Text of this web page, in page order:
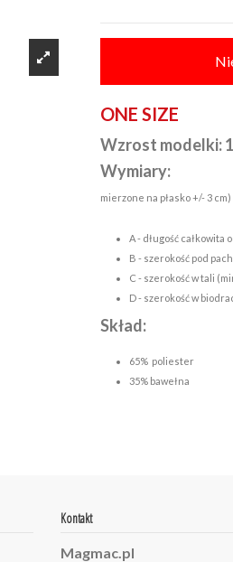
ONE SIZE
Wzrost modelki:
Wymiary:
mierzone na płasko +/- 3 cm)
A - długość całkowita
B - szerokość pod
C - szerokość w tali
D - szerokość w
Skład:
65% poliester
35% bawełna
Kontakt
Magmac.pl